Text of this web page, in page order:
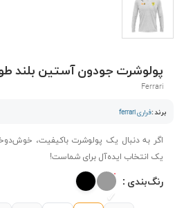
پولوشرت جودون آستین بلند
Ferrari
برند :فراری ferrari
اگر به دنبال یک پولوشرت باکیفیت،
یک انتخاب ایده‌آل برای شماست!
رنگ‌بندی :